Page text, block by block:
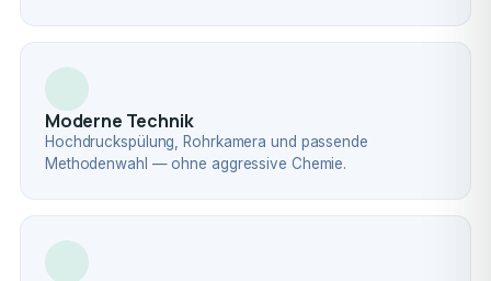
Moderne Technik
Hochdruckspülung, Rohrkamera und passende
Methodenwahl — ohne aggressive Chemie.